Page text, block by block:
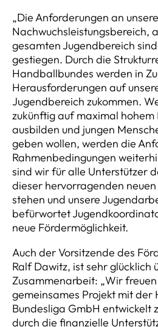
„Die Anforderungen an
Nachwuchsleistungsbereich,
gesamten Jugendbereich
gestiegen. Durch die
Handballbundes werden in
Herausforderungen auf
Jugendbereich zukommen.
zukünftig auf maximal hohem
ausbilden und jungen
geben wollen, werden die
Rahmenbedingungen
sind wir für alle Unterstützer
dieser hervorragenden
stehen und unsere
befürwortet
neue Fördermöglichkeit.
Auch der Vorsitzende des
Ralf Dawitz, ist sehr glücklich
Zusammenarbeit: „Wir freuen
gemeinsames Projekt mit der
Bundesliga GmbH entwickelt
durch die finanzielle